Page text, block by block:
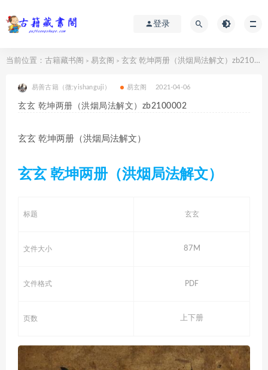
登录
当前位置： 古籍藏书阁 > 易玄阁 > 玄玄 乾坤两册（洪烟局法解文）zb2100002
易善古籍（微:yishanguji） 易玄阁 2021-04-06
玄玄 乾坤两册（洪烟局法解文）zb2100002
玄玄 乾坤两册（洪烟局法解文）
玄玄 乾坤两册（洪烟局法解文）
标题 玄玄
文件大小 87M
文件格式 PDF
页数 上下册